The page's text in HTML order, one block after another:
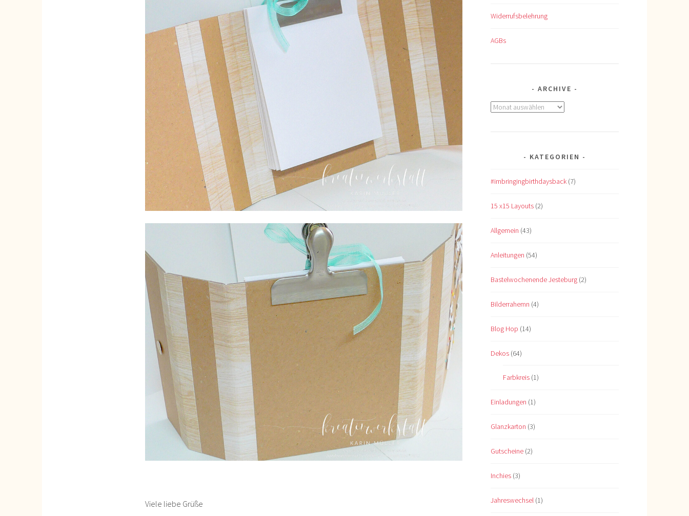
Viele liebe Grüße
Widerrufsbelehrung
AGBs
ARCHIVE
Archive
KATEGORIEN
#imbringingbirthdaysback (7)
15 x15 Layouts (2)
Allgemein (43)
Anleitungen (54)
Bastelwochenende Jesteburg (2)
Bilderrahemn (4)
Blog Hop (14)
Dekos (64)
Farbkreis (1)
Einladungen (1)
Glanzkarton (3)
Gutscheine (2)
Inchies (3)
Jahreswechsel (1)